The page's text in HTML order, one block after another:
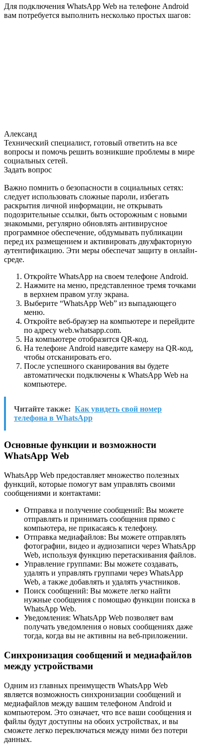
Для подключения WhatsApp Web на телефоне Android
вам потребуется выполнить несколько простых шагов:
Александ
Технический специалист, готовый ответить на все
вопросы и помочь решить возникшие проблемы в мире
социальных сетей.
Задать вопрос
Важно помнить о безопасности в социальных сетях:
следует использовать сложные пароли, избегать
раскрытия личной информации, не открывать
подозрительные ссылки, быть осторожным с новыми
знакомыми, регулярно обновлять антивирусное
программное обеспечение, обдумывать публикации
перед их размещением и активировать двухфакторную
аутентификацию. Эти меры обеспечат защиту в онлайн-
среде.
Откройте WhatsApp на своем телефоне Android.
Нажмите на меню, представленное тремя точками
в верхнем правом углу экрана.
Выберите “WhatsApp Web” из выпадающего
меню.
Откройте веб-браузер на компьютере и перейдите
по адресу web.whatsapp.com.
На компьютере отобразится QR-код.
На телефоне Android наведите камеру на QR-код,
чтобы отсканировать его.
После успешного сканирования вы будете
автоматически подключены к WhatsApp Web на
компьютере.
Читайте также: Как увидеть свой номер
телефона в WhatsApp
Основные функции и возможности
WhatsApp Web
WhatsApp Web предоставляет множество полезных
функций, которые помогут вам управлять своими
сообщениями и контактами:
Отправка и получение сообщений: Вы можете
отправлять и принимать сообщения прямо с
компьютера, не прикасаясь к телефону.
Отправка медиафайлов: Вы можете отправлять
фотографии, видео и аудиозаписи через WhatsApp
Web, используя функцию перетаскивания файлов.
Управление группами: Вы можете создавать,
удалять и управлять группами через WhatsApp
Web, а также добавлять и удалять участников.
Поиск сообщений: Вы можете легко найти
нужные сообщения с помощью функции поиска в
WhatsApp Web.
Уведомления: WhatsApp Web позволяет вам
получать уведомления о новых сообщениях даже
тогда, когда вы не активны на веб-приложении.
Синхронизация сообщений и медиафайлов
между устройствами
Одним из главных преимуществ WhatsApp Web
является возможность синхронизации сообщений и
медиафайлов между вашим телефоном Android и
компьютером. Это означает, что все ваши сообщения и
файлы будут доступны на обоих устройствах, и вы
сможете легко переключаться между ними без потери
данных.